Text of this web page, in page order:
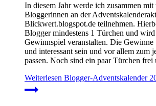
In diesem Jahr werde ich zusammen
Bloggerinnen an der
Blickwert.blogspot.de teilnehmen.
Blogger mindestens 1 Türchen und
Gewinnspiel veranstalten. Die
und interessant sein und vor allem zum
passen. Noch sind ein paar Türchen
Weiterlesen Blogger-Adventskalender